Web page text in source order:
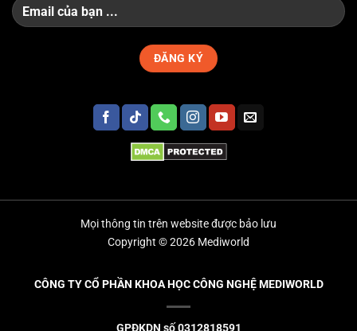
Mọi thông tin trên website được bảo lưu
Copyright © 2026 Mediworld
CÔNG TY CỔ PHẦN KHOA HỌC CÔNG NGHỆ MEDIWORLD